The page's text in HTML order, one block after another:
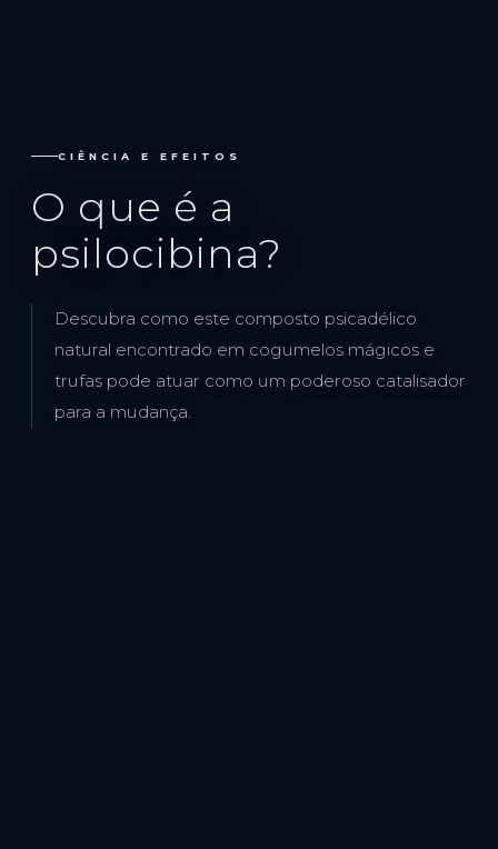
CIÊNCIA E EFEITOS
O que é a
psilocibina?
Descubra como este composto psicadélico
natural encontrado em cogumelos mágicos e
trufas pode atuar como um poderoso catalisador
para a mudança.